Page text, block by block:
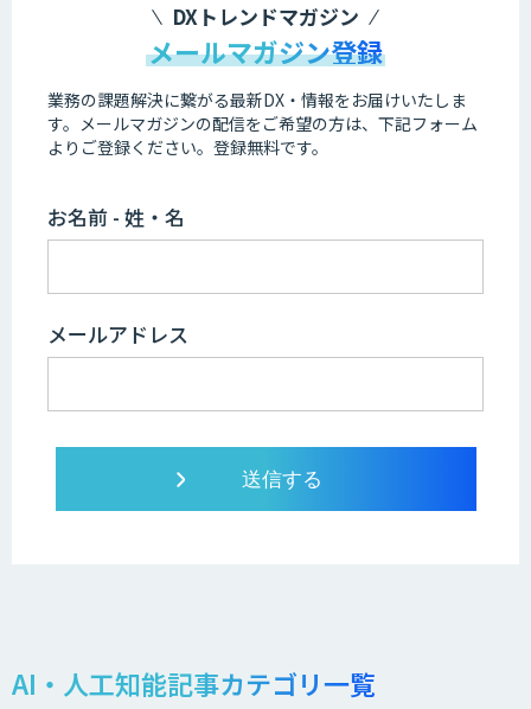
DXトレンドマガジン
メールマガジン登録
業務の課題解決に繋がる最新DX・情報をお届けいたしま
す。 メールマガジンの配信をご希望の方は、下記フォーム
よりご登録ください。登録無料です。
お名前 - 姓・名
メールアドレス
AI・人工知能記事カテゴリ一覧